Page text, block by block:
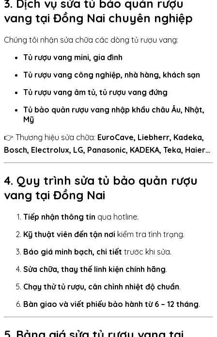
3. Dịch vụ sửa tủ bảo quản rượu
vang tại Đồng Nai chuyên nghiệp
Chúng tôi nhận sửa chữa các dòng tủ rượu vang:
Tủ rượu vang mini, gia đình
Tủ rượu vang công nghiệp, nhà hàng, khách sạn
Tủ rượu vang âm tủ, tủ rượu vang đứng
Tủ bảo quản rượu vang nhập khẩu châu Âu, Nhật,
Mỹ
👉 Thương hiệu sửa chữa: EuroCave, Liebherr, Kadeka,
Bosch, Electrolux, LG, Panasonic, KADEKA, Teka, Haier…
4. Quy trình sửa tủ bảo quản rượu
vang tại Đồng Nai
Tiếp nhận thông tin qua hotline.
Kỹ thuật viên đến tận nơi kiểm tra tình trạng.
Báo giá minh bạch, chi tiết trước khi sửa.
Sửa chữa, thay thế linh kiện chính hãng.
Chạy thử tủ rượu, cân chỉnh nhiệt độ chuẩn.
Bàn giao và viết phiếu bảo hành từ 6 – 12 tháng.